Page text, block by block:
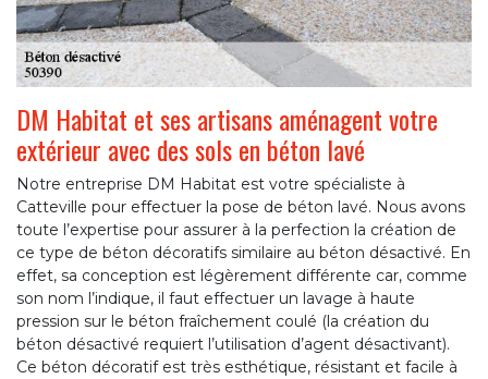
DM Habitat et ses artisans aménagent votre
extérieur avec des sols en béton lavé
Notre entreprise DM Habitat est votre spécialiste à
Catteville pour effectuer la pose de béton lavé. Nous avons
toute l’expertise pour assurer à la perfection la création de
ce type de béton décoratifs similaire au béton désactivé. En
effet, sa conception est légèrement différente car, comme
son nom l’indique, il faut effectuer un lavage à haute
pression sur le béton fraîchement coulé (la création du
béton désactivé requiert l’utilisation d’agent désactivant).
Ce béton décoratif est très esthétique, résistant et facile à